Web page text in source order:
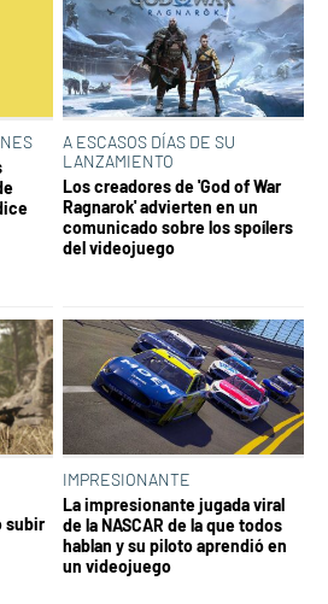
A ESCASOS DÍAS DE SU
LANZAMIENTO
Los creadores de 'God of War
Ragnarok' advierten en un
comunicado sobre los spoílers
del videojuego
subir
IMPRESIONANTE
La impresionante jugada viral
de la NASCAR de la que todos
hablan y su piloto aprendió en
un videojuego